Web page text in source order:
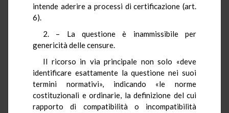
intende aderire a processi di certificazione (art.
6).
2. – La questione è inammissibile per
genericità delle censure.
Il ricorso in via principale non solo «deve
identificare esattamente la questione nei suoi
termini normativi», indicando «le norme
costituzionali e ordinarie, la definizione del cui
rapporto di compatibilità o incompatibilità